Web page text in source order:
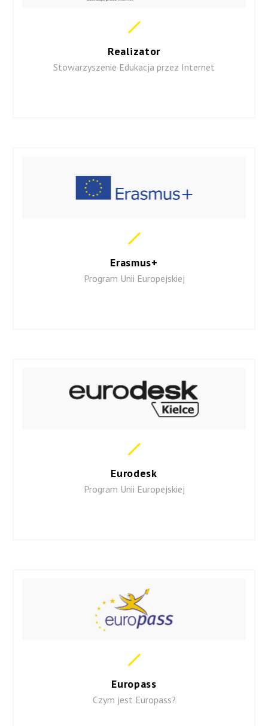
Realizator
Stowarzyszenie Edukacja przez Internet
Erasmus+
Program Unii Europejskiej
Eurodesk
Program Unii Europejskiej
Europass
Czym jest Europass?